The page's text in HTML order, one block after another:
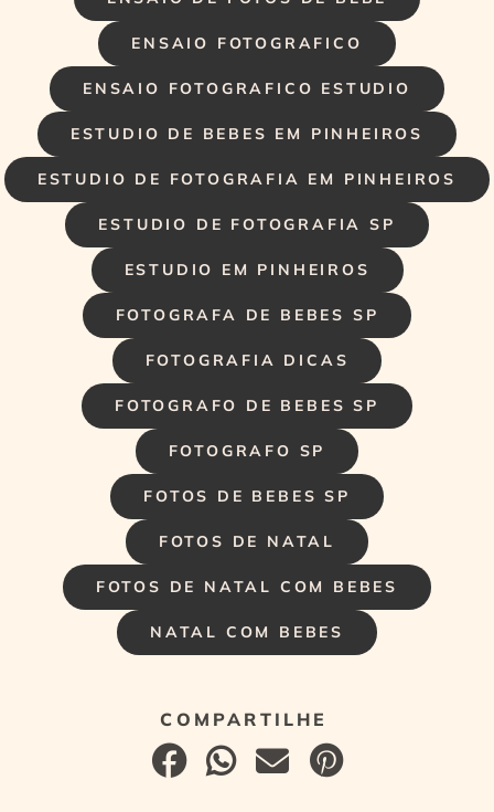
ENSAIO FOTOGRAFICO
ENSAIO FOTOGRAFICO ESTUDIO
ESTUDIO DE BEBES EM PINHEIROS
ESTUDIO DE FOTOGRAFIA EM PINHEIROS
ESTUDIO DE FOTOGRAFIA SP
ESTUDIO EM PINHEIROS
FOTOGRAFA DE BEBES SP
FOTOGRAFIA DICAS
FOTOGRAFO DE BEBES SP
FOTOGRAFO SP
FOTOS DE BEBES SP
FOTOS DE NATAL
FOTOS DE NATAL COM BEBES
NATAL COM BEBES